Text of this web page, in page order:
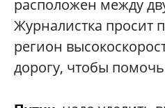
расположен между
Журналистка просит
регион
дорогу, чтобы